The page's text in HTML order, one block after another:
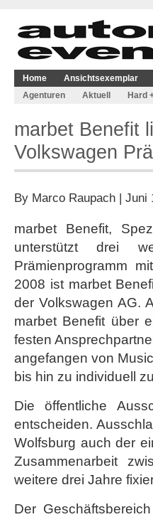
Home Ansichtsexemplar
Agenturen
Aktuell Hard
marbet Benefit
Volkswagen
By Marco Raupach | Juni
marbet Benefit,
unterstützt drei
Prämienprogramm
2008 ist marbet
der Volkswagen AG.
marbet Benefit über
festen
angefangen von
bis hin zu individuell
Die öffentliche
entscheiden.
Wolfsburg auch der
Zusammenarbeit
weitere drei Jahre
Der